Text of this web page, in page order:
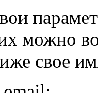
можно
свое